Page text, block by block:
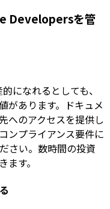
Developersを管
になれるとしても、
があります。ドキュメ
へのアクセスを提供し
ンプライアンス要件に
さい。数時間の投資
す。